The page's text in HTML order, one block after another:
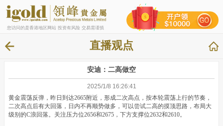
您访问的是香港地区网站 投资有风险 交易需谨慎
直播观点
安迪：二高做空
2025/1/8 16:26:41
黄金震荡反弹，昨日到达2665附近，形成二次高点，按本轮震荡上行的节奏，
二次高点后有大回落，日内不再顺势做多，可以尝试二高的摸顶思路，布局大
级别的C浪回落。关注压力位2656和2675，下方支撑位2632和2610。